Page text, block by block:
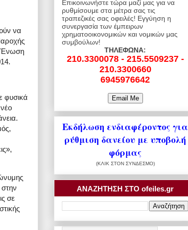
να
Ένωση
φυσικά
σε
Επικοινωνήστε τώρα μαζί μας για να
ρυθμίσουμε στα μέτρα σας τις
τραπεζικές σας οφειλές! Εγγύηση η
συνεργασία των έμπειρων
χρηματοοικονομικών και νομικών μας
συμβούλων!
ΤΗΛΕΦΩΝΑ:
210.3300078 - 215.5509237 -
210.3300660
6945976642
Εκδήλωση ενδιαφέροντος για
ρύθμιση δανείου με υποβολή
φόρμας
(ΚΛΙΚ ΣΤΟΝ ΣΥΝΔΕΣΜΟ)
ΑΝΑΖΗΤΗΣΗ ΣΤΟ ofeiles.gr